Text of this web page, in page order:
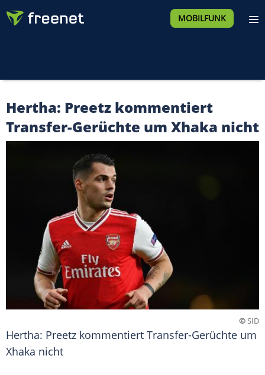
MOBILFUNK
Hertha: Preetz kommentiert
Transfer-Gerüchte um Xhaka nicht
©SID
Hertha: Preetz kommentiert Transfer-Gerüchte um
Xhaka nicht